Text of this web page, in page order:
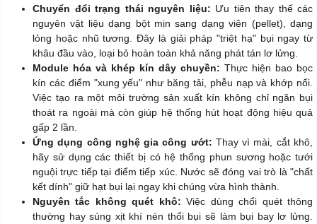
Chuyển đổi trạng thái nguyên liệu: Ưu tiên thay thế các
nguyên vật liệu dạng bột mịn sang dạng viên (pellet), dạng
lỏng hoặc nhũ tương. Đây là giải pháp "triệt hạ" bụi ngay từ
khâu đầu vào, loại bỏ hoàn toàn khả năng phát tán lơ lửng.
Module hóa và khép kín dây chuyền: Thực hiện bao bọc
kín các điểm "xung yếu" như băng tải, phễu nạp và khớp nối.
Việc tạo ra một môi trường sản xuất kín không chỉ ngăn bụi
thoát ra ngoài mà còn giúp hệ thống hút hoạt động hiệu quả
gấp 2 lần.
Ứng dụng công nghệ gia công ướt: Thay vì mài, cắt khô,
hãy sử dụng các thiết bị có hệ thống phun sương hoặc tưới
nguội trực tiếp tại điểm tiếp xúc. Nước sẽ đóng vai trò là "chất
kết dính" giữ hạt bụi lại ngay khi chúng vừa hình thành.
Nguyên tắc không quét khô: Việc dùng chổi quét thông
thường hay súng xịt khí nén thổi bụi sẽ làm bụi bay lơ lửng.